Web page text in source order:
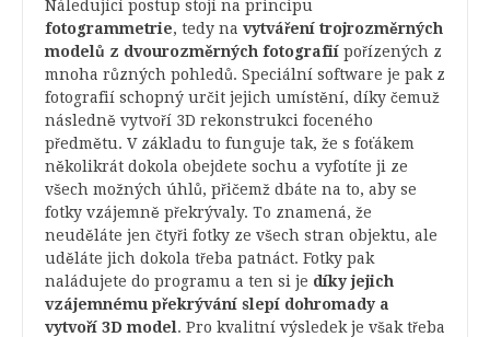
Náledující postup stojí na principu
fotogrammetrie, tedy na vytváření trojrozměrných
modelů z dvourozměrných fotografií pořízených z
mnoha různých pohledů. Speciální software je pak z
fotografií schopný určit jejich umístění, díky čemuž
následně vytvoří 3D rekonstrukci foceného
předmětu. V základu to funguje tak, že s foťákem
několikrát dokola obejdete sochu a vyfotíte ji ze
všech možných úhlů, přičemž dbáte na to, aby se
fotky vzájemně překrývaly. To znamená, že
neuděláte jen čtyři fotky ze všech stran objektu, ale
uděláte jich dokola třeba patnáct. Fotky pak
naládujete do programu a ten si je díky jejich
vzájemnému překrývání slepí dohromady a
vytvoří 3D model . Pro kvalitní výsledek je však třeba